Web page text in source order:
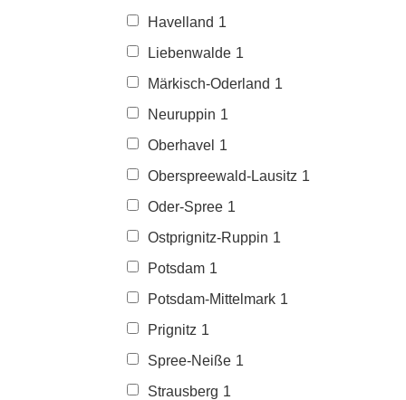
Havelland 1
Liebenwalde 1
Märkisch-Oderland 1
Neuruppin 1
Oberhavel 1
Oberspreewald-Lausitz 1
Oder-Spree 1
Ostprignitz-Ruppin 1
Potsdam 1
Potsdam-Mittelmark 1
Prignitz 1
Spree-Neiße 1
Strausberg 1